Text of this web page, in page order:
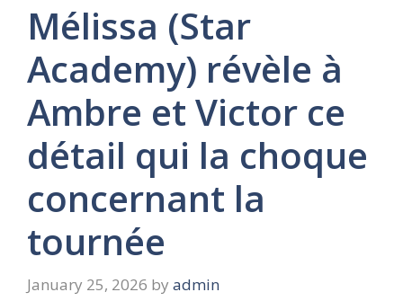
Mélissa (Star
Academy) révèle à
Ambre et Victor ce
détail qui la choque
concernant la
tournée
January 25, 2026 by admin